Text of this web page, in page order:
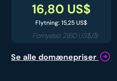
16,80 US$
Flytning: 15,25 US$
Fornyelse: 21,60 US$/år
Se alle domænepriser